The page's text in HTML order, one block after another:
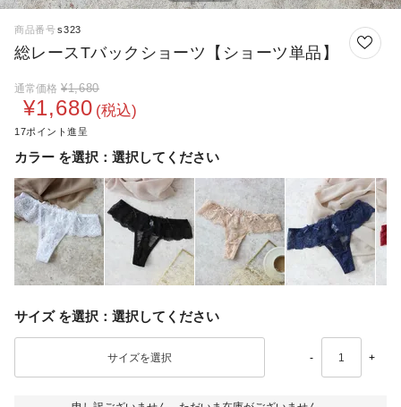
商品番号 s323
総レースTバックショーツ【ショーツ単品】
通常価格 ¥1,680
¥1,680 税込
17
カラー 選択してください
サイズ 選択してください
- +